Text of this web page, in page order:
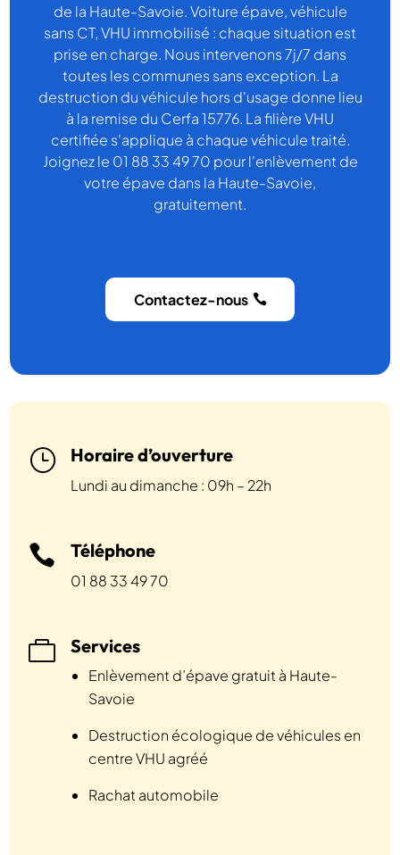
de la Haute-Savoie. Voiture épave, véhicule
sans CT, VHU immobilisé : chaque situation est
prise en charge. Nous intervenons 7j/7 dans
toutes les communes sans exception. La
destruction du véhicule hors d'usage donne lieu
à la remise du Cerfa 15776. La filière VHU
certifiée s'applique à chaque véhicule traité.
Joignez le 01 88 33 49 70 pour l'enlèvement de
votre épave dans la Haute-Savoie,
gratuitement.
Contactez-nous
} Horaire d’ouverture
Lundi au dimanche : 09h – 22h
 Téléphone
01 88 33 49 70
 Services
Enlèvement d’épave gratuit à Haute-
Savoie
Destruction écologique de véhicules en
centre VHU agréé
Rachat automobile